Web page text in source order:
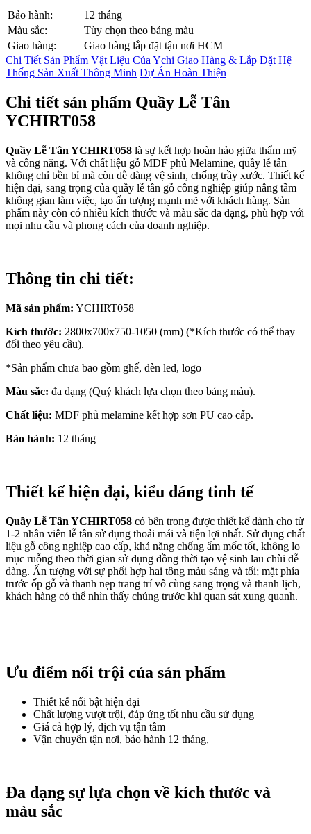
Bảo hành:
12 tháng
Màu sắc:
Tùy chọn theo bảng màu
Giao hàng:
Giao hàng lắp đặt tận nơi HCM
Chi Tiết Sản Phẩm Vật Liệu Của Ychi Giao Hàng & Lắp Đặt Hệ
Thống Sản Xuất Thông Minh Dự Án Hoàn Thiện
Chi tiết sản phẩm Quầy Lễ Tân
YCHIRT058
Quầy Lễ Tân YCHIRT058 là sự kết hợp hoàn hảo giữa thẩm mỹ
và công năng. Với chất liệu gỗ MDF phủ Melamine, quầy lễ tân
không chỉ bền bỉ mà còn dễ dàng vệ sinh, chống trầy xước. Thiết kế
hiện đại, sang trọng của quầy lễ tân gỗ công nghiệp giúp nâng tầm
không gian làm việc, tạo ấn tượng mạnh mẽ với khách hàng. Sản
phẩm này còn có nhiều kích thước và màu sắc đa dạng, phù hợp với
mọi nhu cầu và phong cách của doanh nghiệp.
Thông tin chi tiết:
Mã sản phẩm: YCHIRT058
Kích thước: 2800x700x750-1050 (mm) (*Kích thước có thể thay
đổi theo yêu cầu).
*Sản phẩm chưa bao gồm ghế, đèn led, logo
Màu sắc: đa dạng (Quý khách lựa chọn theo bảng màu).
Chất liệu: MDF phủ melamine kết hợp sơn PU cao cấp.
Bảo hành: 12 tháng
Thiết kế hiện đại, kiểu dáng tinh tế
Quầy Lễ Tân YCHIRT058 có bên trong được thiết kế dành cho từ
1-2 nhân viên lễ tân sử dụng thoải mái và tiện lợi nhất. Sử dụng chất
liệu gỗ công nghiệp cao cấp, khả năng chống ẩm mốc tốt, không lo
mục ruỗng theo thời gian sử dụng đồng thời tạo vệ sinh lau chùi dễ
dàng. Ấn tượng với sự phối hợp hai tông màu sáng và tối; mặt phía
trước ốp gỗ và thanh nẹp trang trí vô cùng sang trọng và thanh lịch,
khách hàng có thể nhìn thấy chúng trước khi quan sát xung quanh.
Ưu điểm nổi trội của sản phẩm
Thiết kế nổi bật hiện đại
Chất lượng vượt trội, đáp ứng tốt nhu cầu sử dụng
Giá cả hợp lý, dịch vụ tận tâm
Vận chuyển tận nơi, bảo hành 12 tháng,
Đa dạng sự lựa chọn về kích thước và
màu sắc